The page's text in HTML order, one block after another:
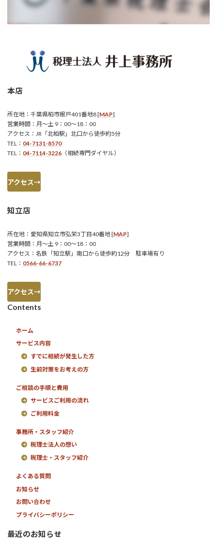
本店
所在地：千葉県柏市根戸401番地8 [MAP]
営業時間：月～土 9：00～18：00
アクセス：JR「北柏駅」北口から徒歩約5分
TEL： 04-7131-8570
TEL： 04-7114-3226 （相続専門ダイヤル）
アクセス→
知立店
所在地：愛知県知立市弘栄3丁目40番地 [MAP]
営業時間：月～土 9：00～18：00
アクセス：名鉄「知立駅」南口から徒歩約12分 駐車場有り
TEL： 0566-66-6737
アクセス→
Contents
ホーム
サービス内容
すでに相続が発生した方
生前対策をお考えの方
ご相談の手順と費用
サービスご利用の流れ
ご利用料金
事務所・スタッフ紹介
税理士法人の想い
税理士・スタッフ紹介
よくある質問
お知らせ
お問い合わせ
プライバシーポリシー
最近のお知らせ